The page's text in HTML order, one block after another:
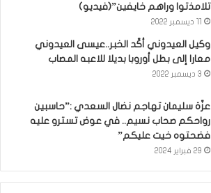
تلامذتوا وراهم خايفين”(فيديو)
وكيل العيدوني أكّد الخبر..عيسى العيدوني
معارا إلى بطل أوروبا بديلا للاعبه المصاب
3 ديسمبر 2022
عزّة سليمان تهاجم نضال السعدي :”حاسبين
رواحكم صحاب نسيم.. في عوض تسترو عليه
فضحتوه خيت عليكم”
29 فبراير 2024